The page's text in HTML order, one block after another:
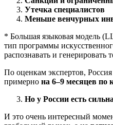
Утечка специалистов
Меньше венчурных
* Большая языковая модель
тип программы
распознавать и генерировать
По оценкам экспертов,
примерно на 6–9 месяцев
Но у России есть
И это очень интересный